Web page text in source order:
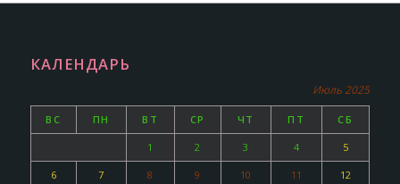
КАЛЕНДАРЬ
Июль 2025
ВС ПН ВТ СР ЧТ ПТ СБ
1 2 3 4 5
6 7 8 9 10 11 12